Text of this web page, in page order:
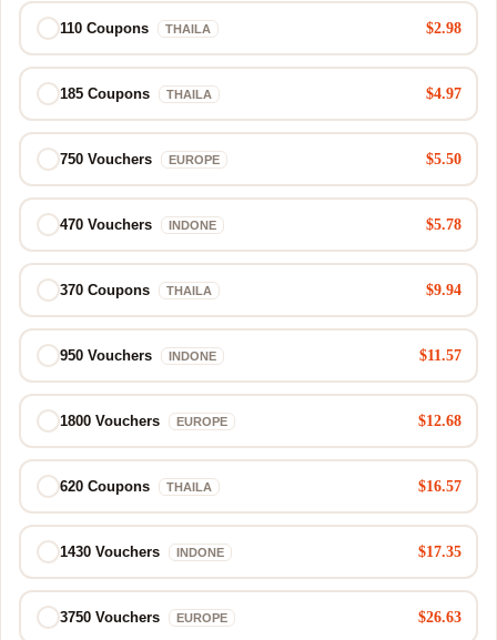
110 Coupons THAILA $2.98
185 Coupons THAILA $4.97
750 Vouchers EUROPE $5.50
470 Vouchers INDONE $5.78
370 Coupons THAILA $9.94
950 Vouchers INDONE $11.57
1800 Vouchers EUROPE $12.68
620 Coupons THAILA $16.57
1430 Vouchers INDONE $17.35
3750 Vouchers EUROPE $26.63